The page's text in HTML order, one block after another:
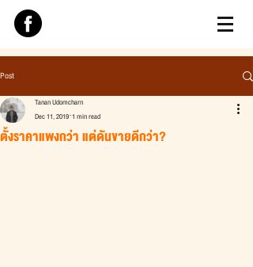
Post
ตั้งราคาแพงกว่า แต่ดันขายดีกว่า?
Tanan Udomcharn
Dec 11, 2019 1 min read